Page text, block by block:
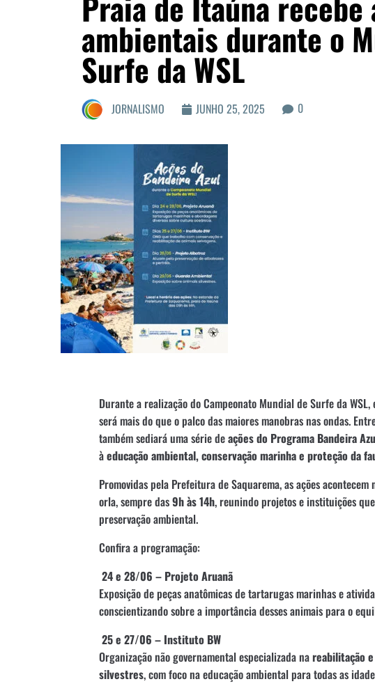
ambientais durante o
Surfe da WSL
JORNALISMO JUNHO 25, 2025 0
Durante a realização do Campeonato Mundial de Surfe da
será mais do que o palco das maiores manobras nas ondas.
também sediará uma série deações do Programa Bandeira
àeducação ambiental, conservação marinha e proteção da
Promovidas pela Prefeitura de Saquarema, as ações
orla, sempre das9h às 14h, reunindo projetos e instituições
preservação ambiental.
Confira a programação:
24 e 28/06 – Projeto Aruanã
Exposição de peças anatômicas de tartarugas marinhas e
conscientizando sobre a importância desses animais para o
25 e 27/06 – Instituto BW
Organização não governamental especializada nareabilitação
silvestres, com foco na educação ambiental para todas as